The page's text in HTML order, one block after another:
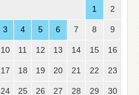
1 2
3 4 5 6 7 8 9
10 11 12 13 14 15 16
17 18 19 20 21 22 23
24 25 26 27 28 29 30